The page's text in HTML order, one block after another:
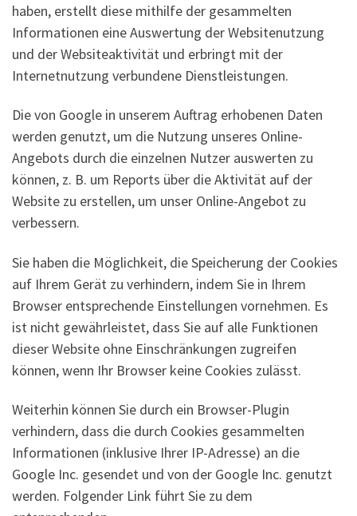
haben, erstellt diese mithilfe der gesammelten
Informationen eine Auswertung der Websitenutzung
und der Websiteaktivität und erbringt mit der
Internetnutzung verbundene Dienstleistungen.
Die von Google in unserem Auftrag erhobenen Daten
werden genutzt, um die Nutzung unseres Online-
Angebots durch die einzelnen Nutzer auswerten zu
können, z. B. um Reports über die Aktivität auf der
Website zu erstellen, um unser Online-Angebot zu
verbessern.
Sie haben die Möglichkeit, die Speicherung der Cookies
auf Ihrem Gerät zu verhindern, indem Sie in Ihrem
Browser entsprechende Einstellungen vornehmen. Es
ist nicht gewährleistet, dass Sie auf alle Funktionen
dieser Website ohne Einschränkungen zugreifen
können, wenn Ihr Browser keine Cookies zulässt.
Weiterhin können Sie durch ein Browser-Plugin
verhindern, dass die durch Cookies gesammelten
Informationen (inklusive Ihrer IP-Adresse) an die
Google Inc. gesendet und von der Google Inc. genutzt
werden. Folgender Link führt Sie zu dem